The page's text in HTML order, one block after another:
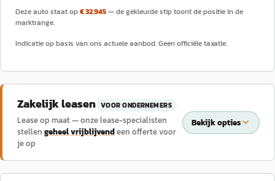
Deze auto staat op€ 32.945— de gekleurde stip toont de positie in de
marktrange.
Indicatie op basis van ons actuele aanbod. Geen officiële taxatie.
Zakelijk leasen VOOR ONDERNEMERS
Lease op maat — onze lease-specialisten
stellen geheel vrijblijvendeen offerte voor
je op
Bekijk opties